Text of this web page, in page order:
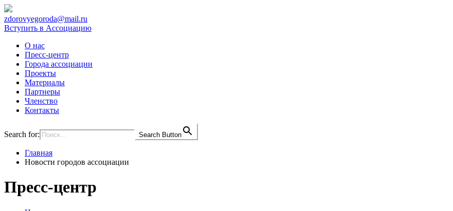
zdorovyegoroda@mail.ru
Вступить в Ассоциацию
О нас
Пресс-центр
Города ассоциации
Проекты
Материалы
Партнеры
Членство
Контакты
Search for: Search Button
Главная
Новости городов ассоциации
Пресс-центр